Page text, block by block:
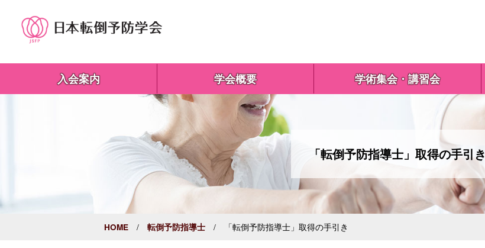
入会案内 学会概要 学術集会・講習会
「転倒予防指導士」取得の手引き
HOME / 転倒予防指導士 / 「転倒予防指導士」取得の手引き